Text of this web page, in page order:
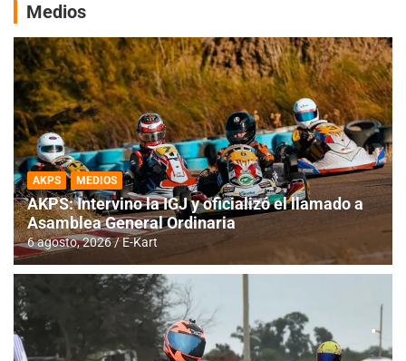
Medios
AKPS MEDIOS
AKPS: Intervino la IGJ y oficializó el llamado a
Asamblea General Ordinaria
6 agosto, 2026 E-Kart